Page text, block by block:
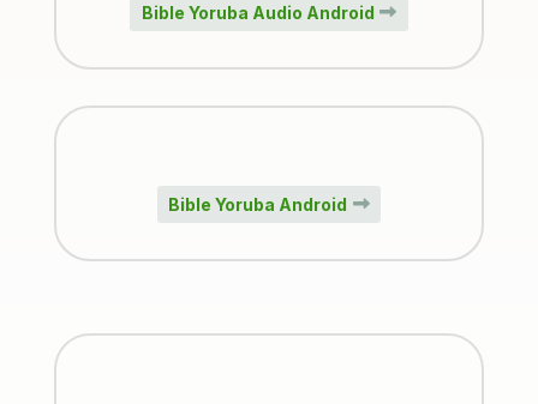
Bible Yoruba Audio Android
Bible Yoruba Android